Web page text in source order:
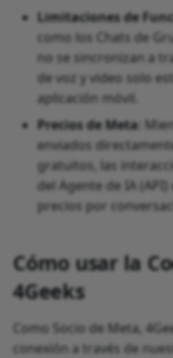
Limitaciones de
como los Chats de
no se sincronizan a
de voz y video solo
aplicación móvil.
Precios de Meta :
enviados
gratuitos, las
del Agente de IA
precios por
Cómo usar la
4Geeks
Como Socio de Meta,
conexión a través de